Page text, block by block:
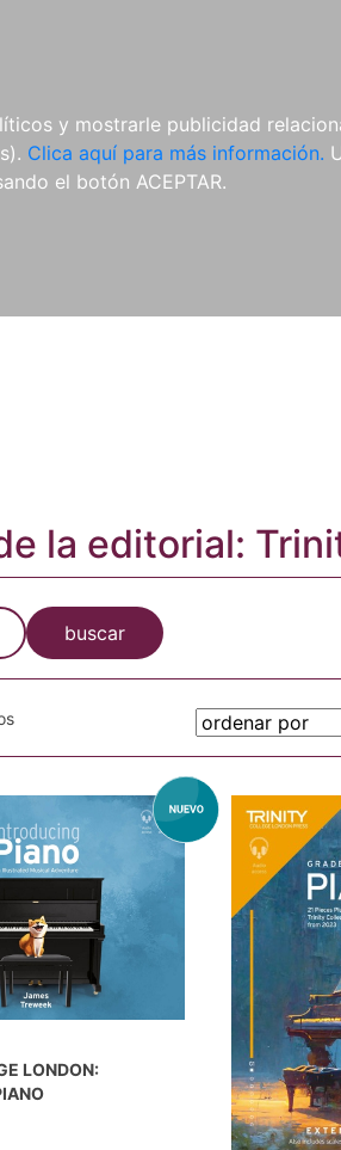
y mostrarle publicidad
Clica aquí para más información.
el botón ACEPTAR.
REVISTAS
CDS Y
DVDS
la editorial:
buscar
LONDON: